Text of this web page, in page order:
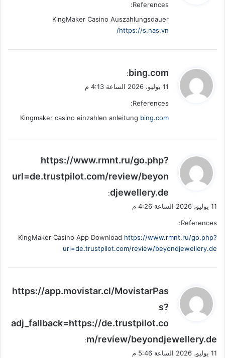
ل
References:
KingMaker Casino Auszahlungsdauer
https://s.nas.vn/
ي
ق
ل
bing.com
:
11 يوليو، 2026 الساعة 4:13 م
References:
Kingmaker casino einzahlen anleitung bing.com
ي
و
ل
https://www.rmnt.ru/go.php?
url=de.trustpilot.com/review/beyon
djewellery.de
:
11 يوليو، 2026 الساعة 4:26 م
References:
KingMaker Casino App Download https://www.rmnt.ru/go.php?
url=de.trustpilot.com/review/beyondjewellery.de
ي
و
ل
https://app.movistar.cl/MovistarPas
s?
adj_fallback=https://de.trustpilot.co
m/review/beyondjewellery.de
:
11 يوليو، 2026 الساعة 5:46 م